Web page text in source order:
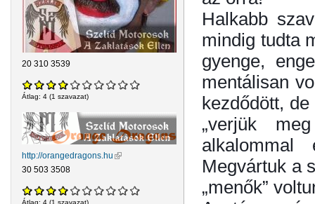
20 310 3539
Átlag: 4 (1 szavazat)
http://orangedragons.hu (külső hivatkozás)
30 503 3508
Átlag: 4 (1 szavazat)
Halkabb
mindig tudta
gyenge,
mentálisan
kezdődött,
„verjük
Megvártuk a
„menők”